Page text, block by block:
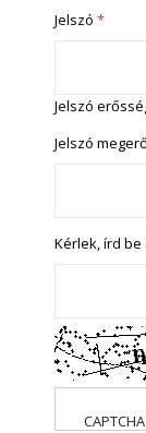
Jelszó
Jelszó
Jelszó
Kérlek, írd